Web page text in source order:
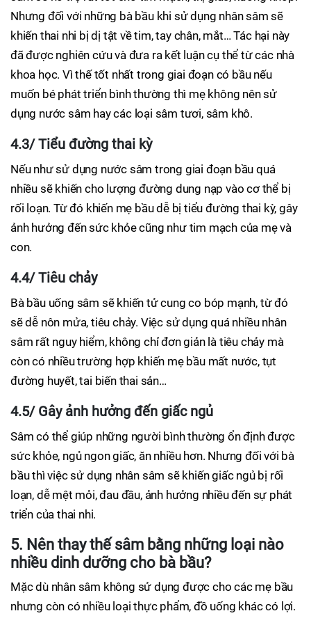
Nhưng đối với những bà bầu khi sử dụng nhân sâm sẽ
khiến thai nhi bị dị tật về tim, tay chân, mắt… Tác hại này
đã được nghiên cứu và đưa ra kết luận cụ thể từ các nhà
khoa học. Vì thế tốt nhất trong giai đoạn có bầu nếu
muốn bé phát triển bình thường thì mẹ không nên sử
dụng nước sâm hay các loại sâm tươi, sâm khô.
4.3/ Tiểu đường thai kỳ
Nếu như sử dụng nước sâm trong giai đoạn bầu quá
nhiều sẽ khiến cho lượng đường dung nạp vào cơ thể bị
rối loạn. Từ đó khiến mẹ bầu dễ bị tiểu đường thai kỳ, gây
ảnh hưởng đến sức khỏe cũng như tim mạch của mẹ và
con.
4.4/ Tiêu chảy
Bà bầu uống sâm sẽ khiến tử cung co bóp mạnh, từ đó
sẽ dễ nôn mửa, tiêu chảy. Việc sử dụng quá nhiều nhân
sâm rất nguy hiểm, không chỉ đơn giản là tiêu chảy mà
còn có nhiều trường hợp khiến mẹ bầu mất nước, tụt
đường huyết, tai biến thai sản…
4.5/ Gây ảnh hưởng đến giấc ngủ
Sâm có thể giúp những người bình thường ổn định được
sức khỏe, ngủ ngon giấc, ăn nhiều hơn. Nhưng đối với bà
bầu thì việc sử dụng nhân sâm sẽ khiến giấc ngủ bị rối
loạn, dễ mệt mỏi, đau đầu, ảnh hưởng nhiều đến sự phát
triển của thai nhi.
5. Nên thay thế sâm bằng những loại nào
nhiều dinh dưỡng cho bà bầu?
Mặc dù nhân sâm không sử dụng được cho các mẹ bầu
nhưng còn có nhiều loại thực phẩm, đồ uống khác có lợi.